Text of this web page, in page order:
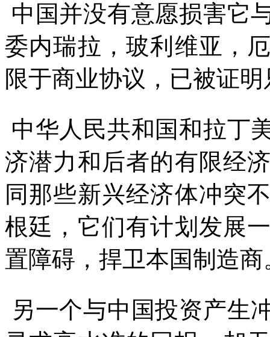
中国并没有意愿损害它
委内瑞拉，玻利维亚，
限于商业协议，已被证
中华人民共和国和拉丁
济潜力和后者的有限经
同那些新兴经济体冲突
根廷，它们有计划发展
置障碍，捍卫本国制造商
另一个与中国投资产生